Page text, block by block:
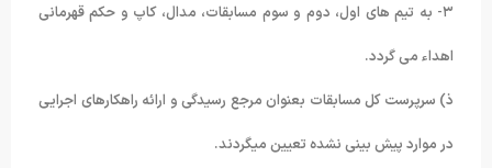
۳- به تیم های اول، دوم و سوم مسابقات، مدال، کاپ و حکم قهرمانی
اهداء می گردد.
ذ) سرپرست کل مسابقات بعنوان مرجع رسیدگی و ارائه راهکارهای اجرایی
در موارد پیش بینی نشده تعیین میگردند.